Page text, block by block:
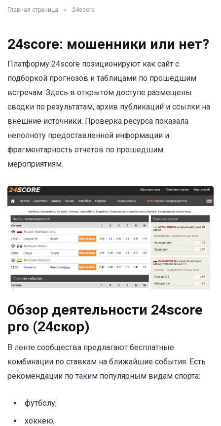
Главная страница » 24score
24score: мошенники или нет?
Платформу 24score позиционируют как сайт с
подборкой прогнозов и таблицами по прошедшим
встречам. Здесь в открытом доступе размещены
сводки по результатам, архив публикаций и ссылки на
внешние источники. Проверка ресурса показала
неполноту предоставленной информации и
фрагментарность отчетов по прошедшим
мероприятиям.
Обзор деятельности 24score
pro (24скор)
В ленте сообщества предлагают бесплатные
комбинации по ставкам на ближайшие события. Есть
рекомендации по таким популярным видам спорта:
футболу;
хоккею;